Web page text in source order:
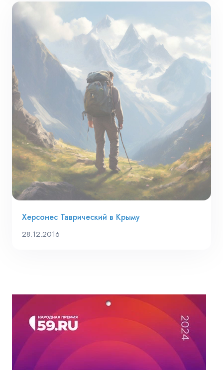
Херсонес Таврический в Крыму
28.12.2016